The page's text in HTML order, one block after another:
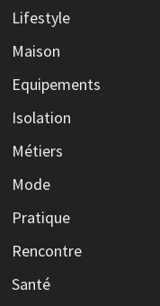
Lifestyle
Maison
Equipements
Isolation
Métiers
Mode
Pratique
Rencontre
Santé